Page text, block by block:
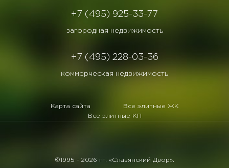
+7 (495) 925-33-77
загородная недвижимость
+7 (495) 228-03-36
коммерческая недвижимость
Карта сайта
Все элитные ЖК
Все элитные КП
©1995 - 2026 гг. «Славянский Двор».